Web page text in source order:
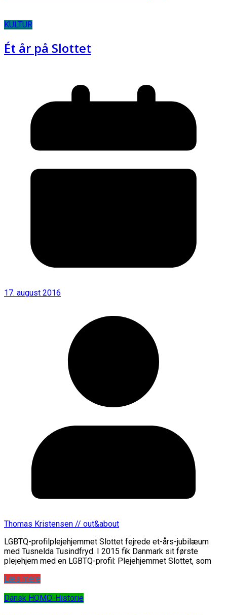
KULTUR
Ét år på Slottet
17. august 2016
Thomas Kristensen // out&about
LGBTQ-profilplejehjemmet Slottet fejrede et-års-jubilæum
med Tusnelda Tusindfryd. I 2015 fik Danmark sit første
plejehjem med en LGBTQ-profil: Plejehjemmet Slottet, som
Læs mere
Dansk HOMO-Historie